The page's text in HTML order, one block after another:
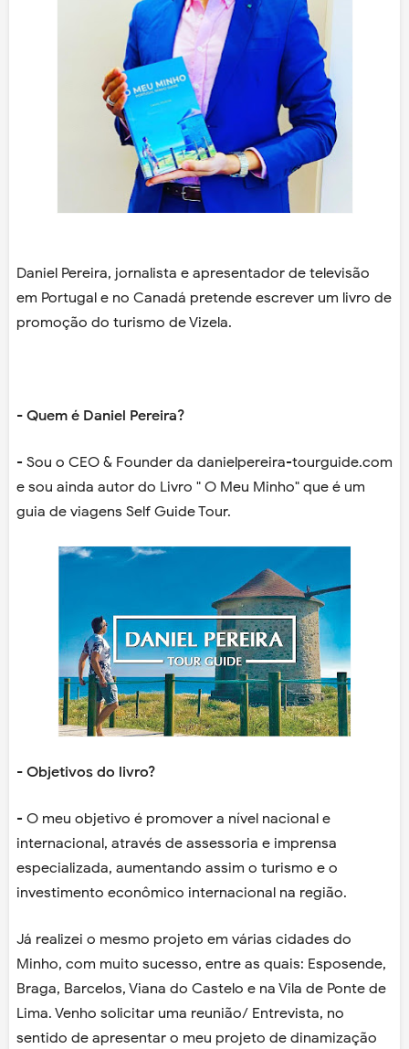
Daniel Pereira, jornalista e apresentador de televisão
em Portugal e no Canadá pretende escrever um livro de
promoção do turismo de Vizela.
- Quem é Daniel Pereira?
- Sou o CEO & Founder da danielpereira-tourguide.com
e sou ainda autor do Livro " O Meu Minho" que é um
guia de viagens Self Guide Tour.
- Objetivos do livro?
- O meu objetivo é promover a nível nacional e
internacional, através de assessoria e imprensa
especializada, aumentando assim o turismo e o
investimento econômico internacional na região.
Já realizei o mesmo projeto em várias cidades do
Minho, com muito sucesso, entre as quais: Esposende,
Braga, Barcelos, Viana do Castelo e na Vila de Ponte de
Lima. Venho solicitar uma reunião/ Entrevista, no
sentido de apresentar o meu projeto de dinamização